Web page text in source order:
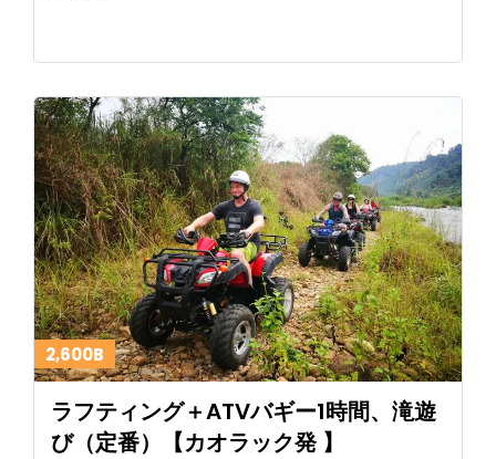
2,600B
ラフティング＋ATVバギー1時間、滝遊
び（定番）【カオラック発 】